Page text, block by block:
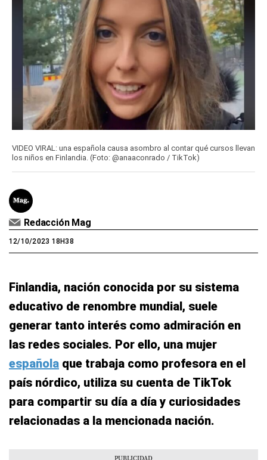
VIDEO VIRAL: una española causa asombro al contar qué cursos llevan
los niños en Finlandia. (Foto: @anaaconrado / TikTok)
Redacción Mag
12/10/2023 18H38
Finlandia, nación conocida por su sistema
educativo de renombre mundial, suele
generar tanto interés como admiración en
las redes sociales. Por ello, una mujer
española que trabaja como profesora en el
país nórdico, utiliza su cuenta de TikTok
para compartir su día a día y curiosidades
relacionadas a la mencionada nación.